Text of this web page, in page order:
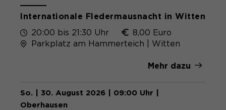
Internationale Fledermausnacht in Witten
20:00 bis 21:30 Uhr
8,00 Euro
Parkplatz am Hammerteich | Witten
Mehr dazu
So. | 30. August 2026 | 09:00 Uhr |
Oberhausen